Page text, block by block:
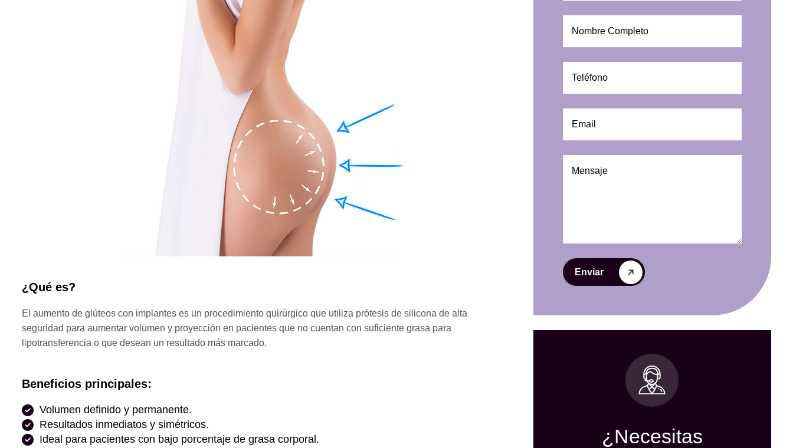
¿Qué es?
El aumento de glúteos con implantes es un procedimiento quirúrgico que utiliza prótesis de silicona de alta
seguridad para aumentar volumen y proyección en pacientes que no cuentan con suficiente grasa para
lipotransferencia o que desean un resultado más marcado.
Beneficios principales:
Volumen definido y permanente.
Resultados inmediatos y simétricos.
Ideal para pacientes con bajo porcentaje de grasa corporal.
Enviar
¿Necesitas